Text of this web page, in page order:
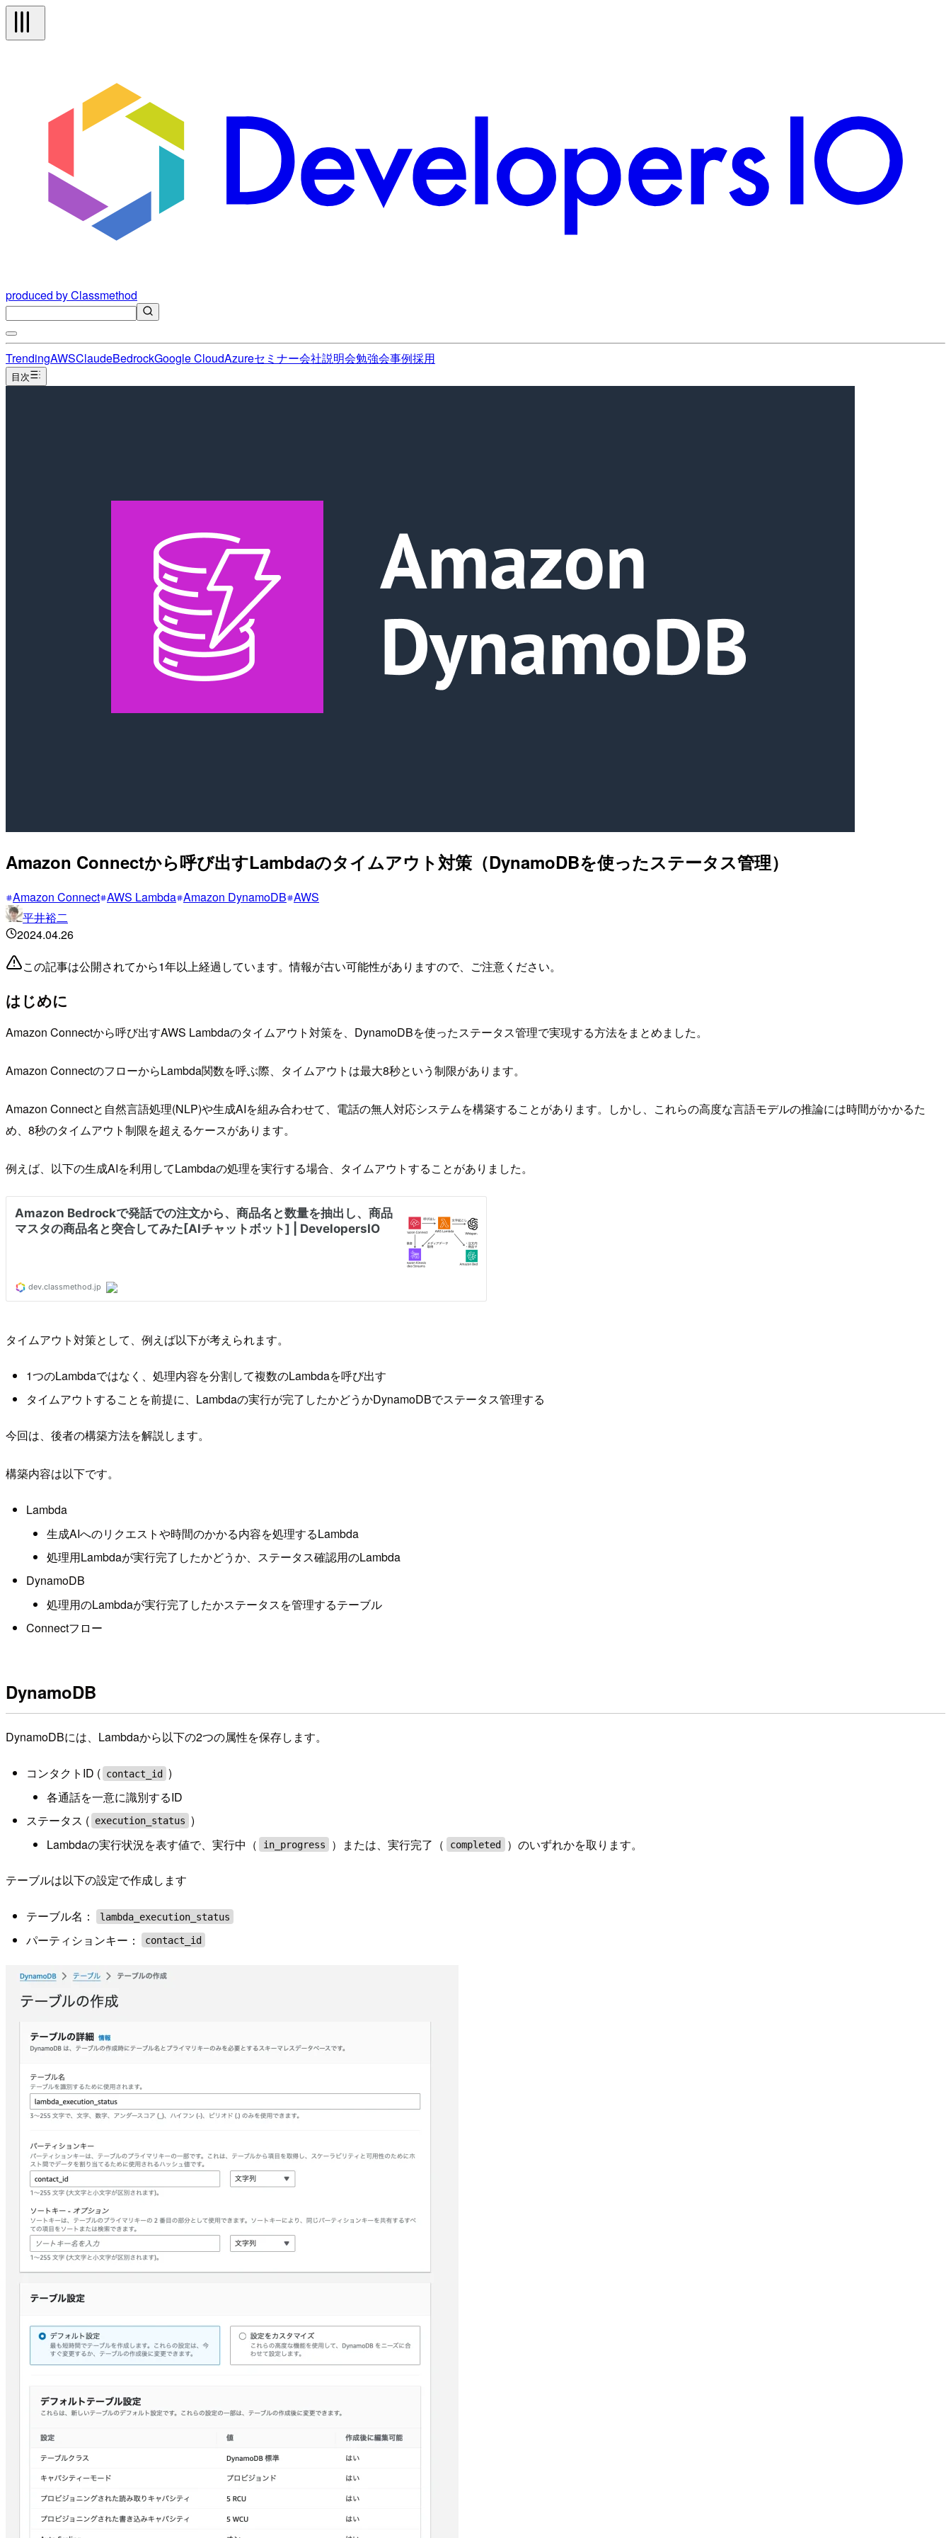
produced by Classmethod
TrendingAWSClaudeBedrockGoogle CloudAzureセミナー会社説明会勉強会事例採用
目次
Amazon Connectから呼び出すLambdaのタイムアウト対策（DynamoDBを使ったステータス管理）
Amazon Connect AWS Lambda Amazon DynamoDB AWS
平井裕二
2024.04.26
この記事は公開されてから1年以上経過しています。情報が古い可能性がありますので、ご注意ください。
はじめに
Amazon Connectから呼び出すAWS Lambdaのタイムアウト対策を、DynamoDBを使ったステータス管理で実現する方法をまとめました。
Amazon ConnectのフローからLambda関数を呼ぶ際、タイムアウトは最大8秒という制限があります。
Amazon Connectと自然言語処理(NLP)や生成AIを組み合わせて、電話の無人対応システムを構築することがあります。しかし、これらの高度な言語モデルの推論には時間がかかるた
め、8秒のタイムアウト制限を超えるケースがあります。
例えば、以下の生成AIを利用してLambdaの処理を実行する場合、タイムアウトすることがありました。
タイムアウト対策として、例えば以下が考えられます。
1つのLambdaではなく、処理内容を分割して複数のLambdaを呼び出す
タイムアウトすることを前提に、Lambdaの実行が完了したかどうかDynamoDBでステータス管理する
今回は、後者の構築方法を解説します。
構築内容は以下です。
Lambda
生成AIへのリクエストや時間のかかる内容を処理するLambda
処理用Lambdaが実行完了したかどうか、ステータス確認用のLambda
DynamoDB
処理用のLambdaが実行完了したかステータスを管理するテーブル
Connectフロー
DynamoDB
DynamoDBには、Lambdaから以下の2つの属性を保存します。
コンタクトID ( contact_id )
各通話を一意に識別するID
ステータス ( execution_status )
Lambdaの実行状況を表す値で、実行中（
in_progress ）または、実行完了（ completed ）のいずれかを取ります。
テーブルは以下の設定で作成します
テーブル名： lambda_execution_status
パーティションキー： contact_id